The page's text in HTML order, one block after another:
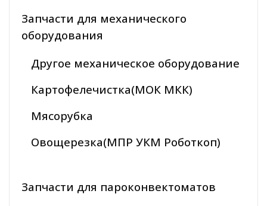
Запчасти для механического
оборудования
Другое механическое оборудование
Картофелечистка(МОК МКК)
Мясорубка
Овощерезка(МПР УКМ Роботкоп)
Запчасти для пароконвектоматов